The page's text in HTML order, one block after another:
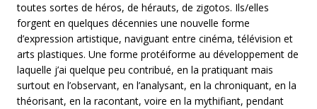
toutes sortes de héros, de hérauts, de zigotos. Ils/elles
forgent en quelques décennies une nouvelle forme
d’expression artistique, naviguant entre cinéma, télévision et
arts plastiques. Une forme protéiforme au développement de
laquelle j’ai quelque peu contribué, en la pratiquant mais
surtout en l’observant, en l’analysant, en la chroniquant, en la
théorisant, en la racontant, voire en la mythifiant, pendant